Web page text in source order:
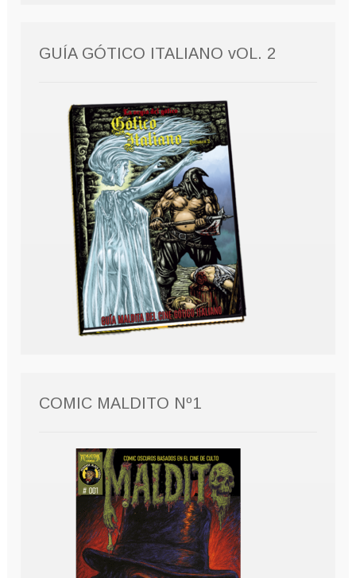
GUÍA GÓTICO ITALIANO vOL. 2
COMIC MALDITO Nº1